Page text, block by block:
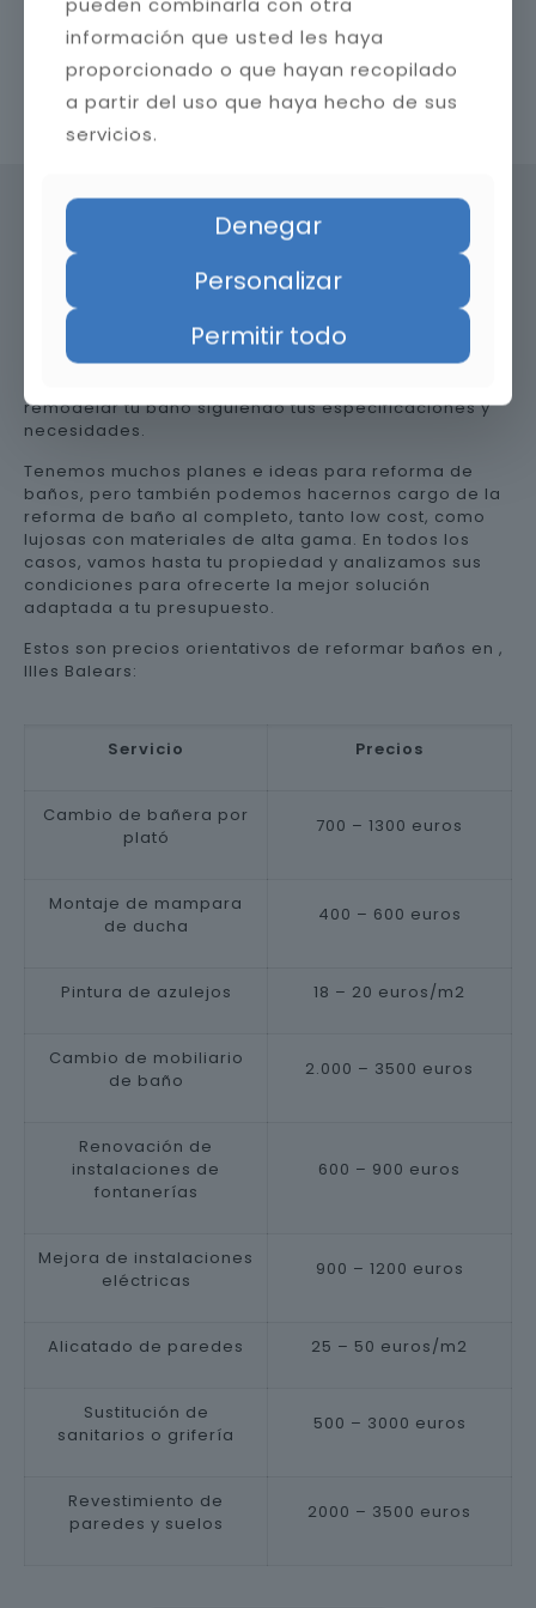
Contacta con nosotros
Precio de reformar el baño en
remodelar tu baño siguiendo tus especificaciones y
necesidades.
Tenemos muchos planes e ideas para reforma de
baños, pero también podemos hacernos cargo de la
reforma de baño al completo, tanto low cost, como
lujosas con materiales de alta gama. En todos los
casos, vamos hasta tu propiedad y analizamos sus
condiciones para ofrecerte la mejor solución
adaptada a tu presupuesto.
Estos son precios orientativos de reformar baños en ,
Illes Balears:
Servicio Precios
Cambio de bañera por
plató
700 – 1300 euros
Montaje de mampara
de ducha
400 – 600 euros
Pintura de azulejos 18 – 20 euros/m2
Cambio de mobiliario
de baño
2.000 – 3500 euros
Renovación de
instalaciones de
fontanerías
600 – 900 euros
Mejora de instalaciones
eléctricas
900 – 1200 euros
Alicatado de paredes 25 – 50 euros/m2
Sustitución de
sanitarios o grifería
500 – 3000 euros
Revestimiento de
paredes y suelos
2000 – 3500 euros
información que usted les haya
proporcionado o que hayan recopilado
a partir del uso que haya hecho de sus
servicios.
Denegar
Personalizar
Permitir todo